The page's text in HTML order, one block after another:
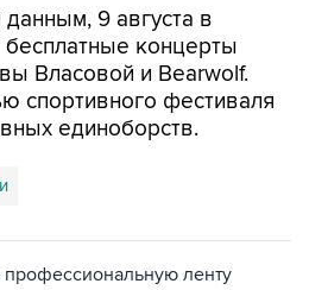
9 августа в
концерты
Власовой и Bearwolf.
спортивного фестиваля
единоборств.
профессиональную ленту